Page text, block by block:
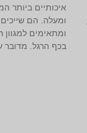
איכותיים ביותר
ומעלה. הם
ומתאימים למגוון
בכף הרגל. מדובר